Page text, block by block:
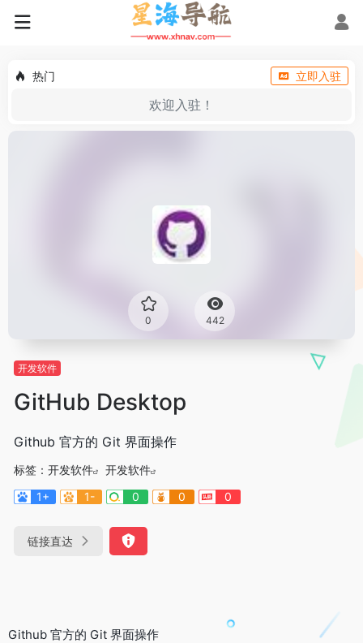
热门 立即入驻
欢迎入驻！
0 442
开发软件
GitHub Desktop
Github 官方的 Git 界面操作
标签： 开发软件
开发软件
1+
1- 0 0 0
链接直达
Github 官方的 Git 界面操作